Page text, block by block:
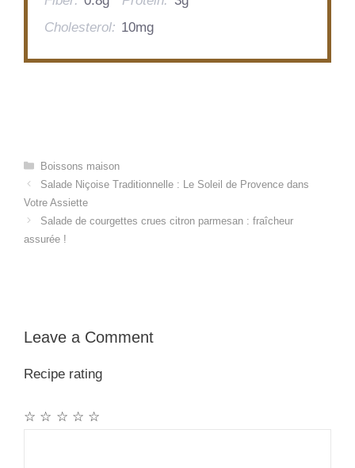
Cholesterol: 10mg
Categories
Boissons maison
Salade Niçoise Traditionnelle : Le Soleil de Provence dans
Votre Assiette
Salade de courgettes crues citron parmesan : fraîcheur
assurée !
Leave a Comment
Recipe rating
☆
☆
☆
☆
☆